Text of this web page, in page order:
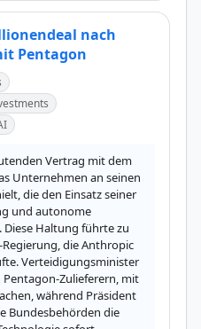
nach
Pentagon
Vertrag mit dem
Unternehmen an seinen
die den Einsatz seiner
und autonome
Haltung führte zu
die Anthropic
Verteidigungsminister
Zulieferern, mit
während Präsident
Bundesbehörden die